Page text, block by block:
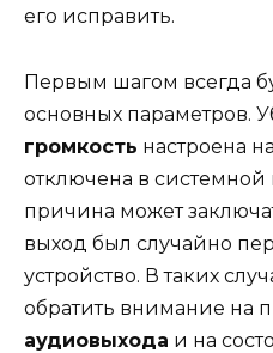
его исправить.
Первым шагом всегда
основных параметров.
громкость настроена
отключена в
причина может
выход был случайно
устройство. В таких
обратить внимание на
аудиовыхода и на